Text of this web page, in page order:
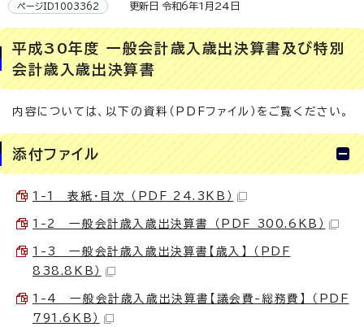
ページID1003362 更新日 令和6年1月24日
平成30年度 一般会計歳入歳出決算書及び特別
会計歳入歳出決算書
内容については、以下の資料（PDFファイル）をご覧ください。
添付ファイル
1-1 表紙・目次 （PDF 24.3KB）
1-2 一般会計歳入歳出決算書 （PDF 300.6KB）
1-3 一般会計歳入歳出決算書【歳入】 （PDF
838.8KB）
1-4 一般会計歳入歳出決算書【議会費-総務費】 （PDF
791.6KB）